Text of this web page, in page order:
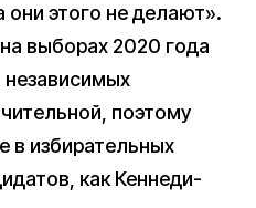
они этого не делают».
выборах 2020 года
независимых
поэтому
в избирательных
как Кеннеди-